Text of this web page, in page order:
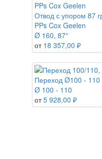
Отвод с упором 87
PPs Cox Geelen
Ø 160, 87°
от 18 357,00 ₽
Переход Ø100 - 110
Ø 100 - 110
от 5 928,00 ₽